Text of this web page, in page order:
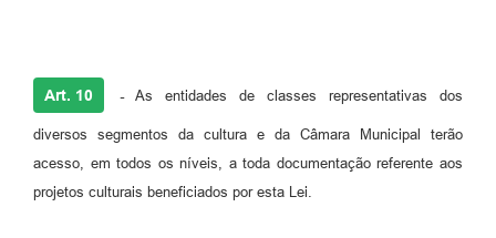
Art. 10 -As entidades de classes representativas dos
diversos segmentos da cultura e da Câmara Municipal terão
acesso, em todos os níveis, a toda documentação referente aos
projetos culturais beneficiados por esta Lei.